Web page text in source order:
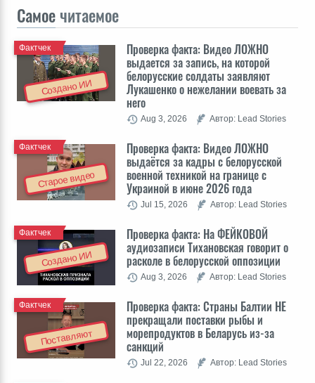
Самое читаемое
Создано ИИ
Проверка факта: Видео ЛОЖНО
выдается за запись, на которой
белорусские солдаты заявляют
Лукашенко о нежелании воевать за
него
Фактчек
Aug 3, 2026 Автор: Lead Stories
Старое видео
Проверка факта: Видео ЛОЖНО
выдаётся за кадры с белорусской
военной техникой на границе с
Украиной в июне 2026 года
Фактчек
Jul 15, 2026 Автор: Lead Stories
Создано ИИ
Проверка факта: На ФЕЙКОВОЙ
аудиозаписи Тихановская говорит о
расколе в белорусской оппозиции
Фактчек
Aug 3, 2026 Автор: Lead Stories
Поставляют
Проверка факта: Cтраны Балтии НЕ
прекращали поставки рыбы и
морепродуктов в Беларусь из-за
санкций
Фактчек
Jul 22, 2026 Автор: Lead Stories